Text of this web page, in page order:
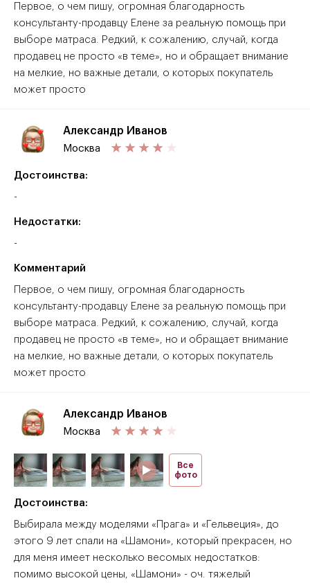
Первое, о чем пишу, огромная благодарность
консультанту-продавцу Елене за реальную помощь при
выборе матраса. Редкий, к сожалению, случай, когда
продавец не просто «в теме», но и обращает внимание
на мелкие, но важные детали, о которых покупатель
может просто
Александр Иванов
Москва
Достоинства:
-
Недостатки:
-
Комментарий
Первое, о чем пишу, огромная благодарность
консультанту-продавцу Елене за реальную помощь при
выборе матраса. Редкий, к сожалению, случай, когда
продавец не просто «в теме», но и обращает внимание
на мелкие, но важные детали, о которых покупатель
может просто
Александр Иванов
Москва
Все
фото
Достоинства:
Выбирала между моделями «Прага» и «Гельвеция», до
этого 9 лет спали на «Шамони», который прекрасен, но
для меня имеет несколько весомых недостатков:
помимо высокой цены, «Шамони» - оч. тяжелый